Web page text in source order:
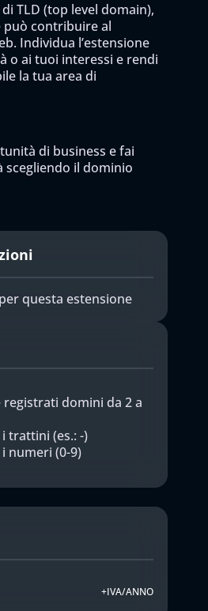
TLD (top level domain),
può contribuire al
Individua l’estensione
o ai tuoi interessi e rendi
la tua area di
di business e fai
scegliendo il dominio
questa estensione
registrati domini da 2 a
trattini (es.: -)
numeri (0-9)
+IVA/ANNO